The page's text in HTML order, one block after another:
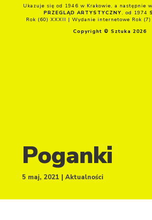
Ukazuje się od 1946 w Krakowie, a następnie
PRZEGLĄD ARTYSTYCZNY, od 1974
Rok (60) XXXII | Wydanie internetowe Rok
Copyright © Sztuka 2026
Poganki
5 maj, 2021 Aktualności